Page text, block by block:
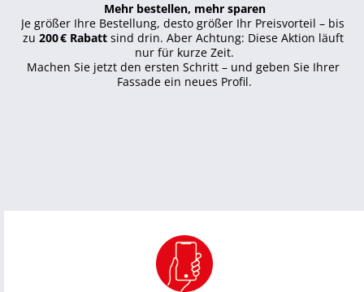
Mehr bestellen, mehr sparen
Je größer Ihre Bestellung, desto größer Ihr Preisvorteil – bis
zu 200 € Rabatt sind drin. Aber Achtung: Diese Aktion läuft
nur für kurze Zeit.
Machen Sie jetzt den ersten Schritt – und geben Sie Ihrer
Fassade ein neues Profil.